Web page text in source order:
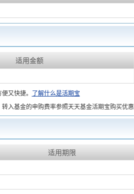
适用金额
又快捷。
了解什么是活期宝
入基金的申购费率参照天天基金活期宝购买优惠
适用期限